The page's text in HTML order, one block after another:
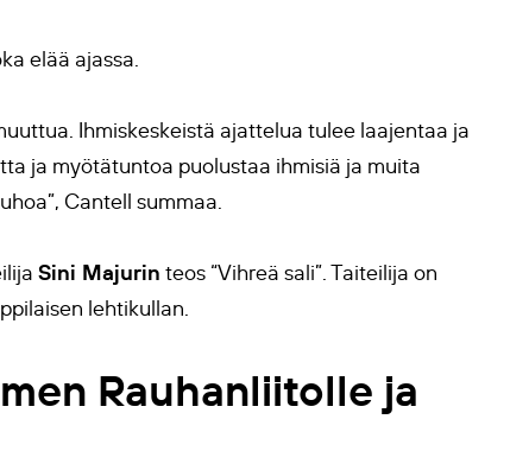
elää ajassa.
Ihmiskeskeistä ajattelua tulee laajentaa ja
ja myötätuntoa puolustaa ihmisiä ja muita
Cantell summaa.
Sini Majurin teos “Vihreä sali”. Taiteilija on
lehtikullan.
Rauhanliitolle ja